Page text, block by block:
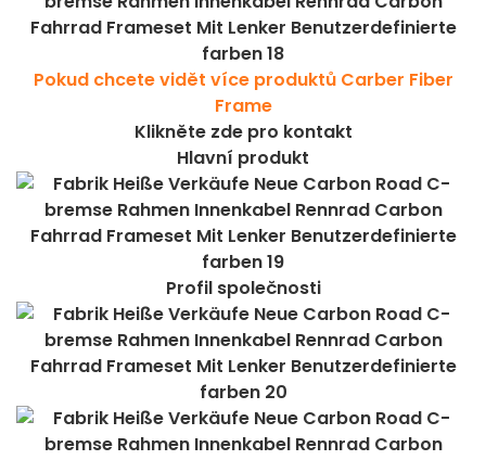
Pokud chcete vidět více produktů Carber Fiber
Frame
Klikněte zde pro kontakt
Hlavní produkt
Profil společnosti